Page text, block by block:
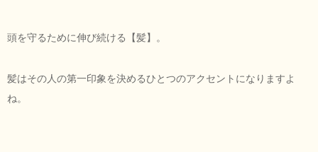
頭を守るために伸び続ける【髪】。
髪はその人の第一印象を決めるひとつのアクセントになりますよ
ね。